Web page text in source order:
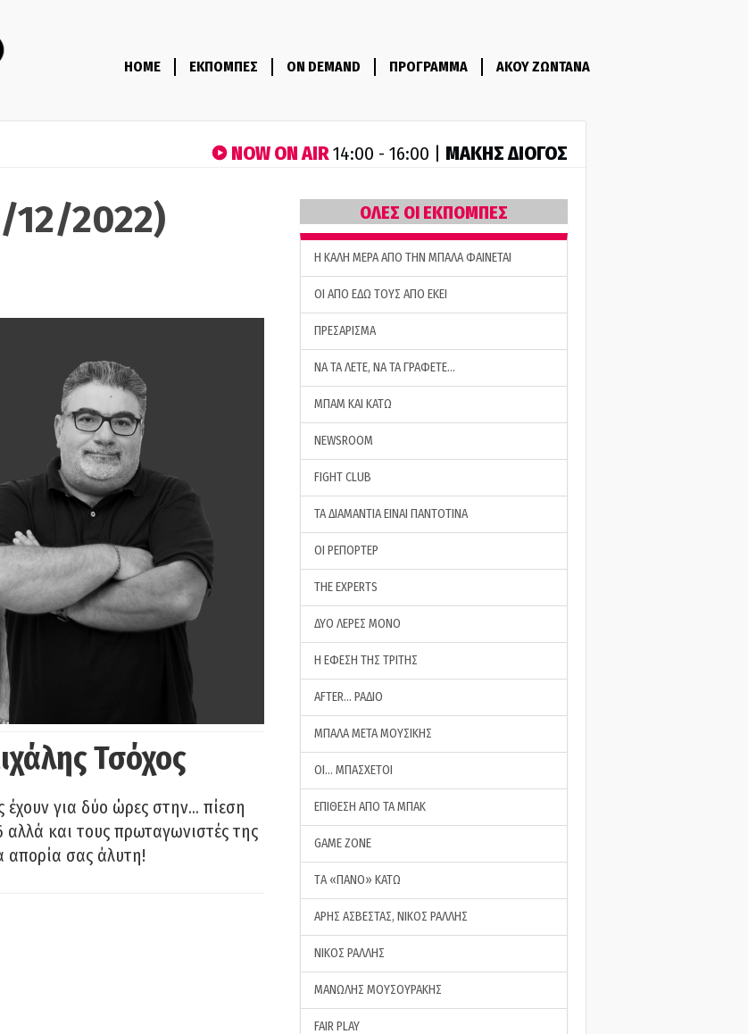
HOME ΕΚΠΟΜΠΕΣ ON DEMAND ΠΡΟΓΡΑΜΜΑ ΑΚΟΥ ΖΩΝΤΑΝΑ
NOW ON AIR14:00 - 16:00 | ΜΑΚΗΣ ΔΙΟΓΟΣ
12/2022)
Τσόχος
έχουν για δύο ώρες στην… πίεση
και τους πρωταγωνιστές της
απορία σας άλυτη!
ΟΛΕΣ ΟΙ ΕΚΠΟΜΠΕΣ
H ΚΑΛΗ ΜΕΡΑ ΑΠΟ ΤΗΝ ΜΠΑΛΑ ΦΑΙΝΕΤΑΙ
ΟΙ ΑΠΟ ΕΔΩ ΤΟΥΣ ΑΠΟ ΕΚΕΙ
ΠΡΕΣΑΡΙΣΜΑ
ΝΑ ΤΑ ΛΕΤΕ, ΝΑ ΤΑ ΓΡΑΦΕΤΕ…
ΜΠΑΜ ΚΑΙ ΚΑΤΩ
NEWSROOM
FIGHT CLUB
ΤΑ ΔΙΑΜΑΝΤΙΑ ΕΙΝΑΙ ΠΑΝΤΟΤΙΝΑ
ΟΙ ΡΕΠΟΡΤΕΡ
THE EXPERTS
ΔΥΟ ΛΕΡΕΣ ΜΟΝΟ
Η ΕΦΕΣΗ ΤΗΣ ΤΡΙΤΗΣ
AFTER… ΡΑΔΙΟ
ΜΠΑΛΑ ΜΕΤΑ ΜΟΥΣΙΚΗΣ
ΟΙ… ΜΠΑΣΧΕΤΟΙ
ΕΠΙΘΕΣΗ ΑΠΟ ΤΑ ΜΠΑΚ
GAME ZONE
ΤA «ΠΑΝΟ» ΚΑΤΩ
ΑΡΗΣ ΑΣΒΕΣΤΑΣ, ΝΙΚΟΣ ΡΑΛΛΗΣ
ΝΙΚΟΣ ΡΑΛΛΗΣ
ΜΑΝΩΛΗΣ ΜΟΥΣΟΥΡΑΚΗΣ
FAIR PLAY